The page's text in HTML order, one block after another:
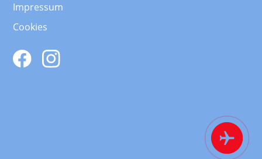
Impressum
Cookies